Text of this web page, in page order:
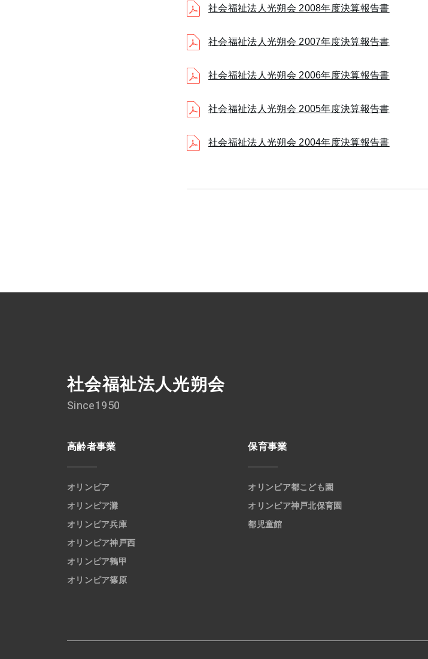
社会福祉法人光朔会 2008年度決算報告書
社会福祉法人光朔会 2007年度決算報告書
社会福祉法人光朔会 2006年度決算報告書
社会福祉法人光朔会 2005年度決算報告書
社会福祉法人光朔会 2004年度決算報告書
社会福祉法人光朔会
Since1950
高齢者事業
オリンピア
オリンピア灘
オリンピア兵庫
オリンピア神戸西
オリンピア鶴甲
オリンピア篠原
保育事業
オリンピア都こども園
オリンピア神戸北保育園
都児童館